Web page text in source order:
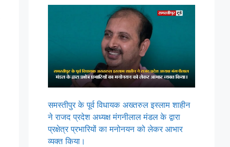
समस्तीपुर के पूर्व विधायक अख्तरुल इस्लाम शाहीन
ने राजद प्रदेश अध्यक्ष मंगनीलाल मंडल के द्वारा
प्रक्षेत्र प्रभारियों का मनोनयन को लेकर आभार
व्यक्त किया।